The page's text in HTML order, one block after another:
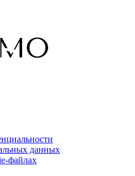
данных
файлах